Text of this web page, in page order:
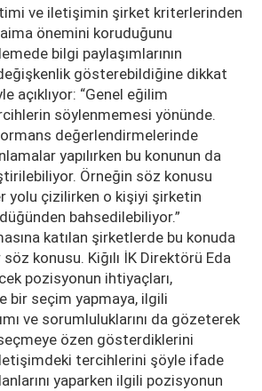
ve iletişimin şirket kriterlerinden
önemini koruduğunu
bilgi paylaşımlarının
gösterebildiğine dikkat
açıklıyor: “Genel eğilim
söylenmemesi yönünde.
değerlendirmelerinde
yapılırken bu konunun da
Örneğin söz konusu
yolu çizilirken o kişiyi şirketin
bahsedilebiliyor.”
katılan şirketlerde bu konuda
konusu. Kiğılı İK Direktörü Eda
pozisyonun ihtiyaçları,
bir seçim yapmaya, ilgili
ve sorumluluklarını da gözeterek
özen gösterdiklerini
tercihlerini şöyle ifade
yaparken ilgili pozisyonun